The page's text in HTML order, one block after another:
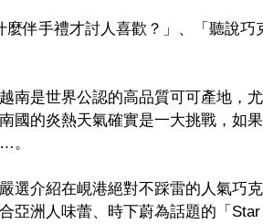
麼伴手禮才討人喜歡？」、「聽說
南是世界公認的高品質可可產地，
國的炎熱天氣確實是一大挑戰，如
。
選介紹在峴港絕對不踩雷的人氣巧
亞洲人味蕾、時下蔚為話題的「